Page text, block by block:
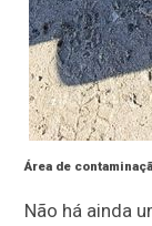
Área de
Não há ainda